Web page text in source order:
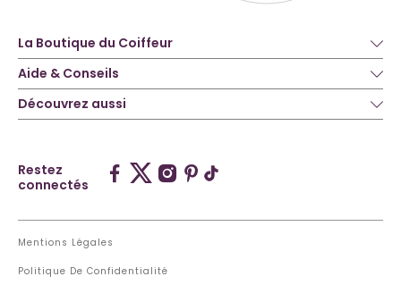
La Boutique du Coiffeur
Aide & Conseils
Découvrez aussi
Restez
connectés
Mentions Légales
Politique De Confidentialité